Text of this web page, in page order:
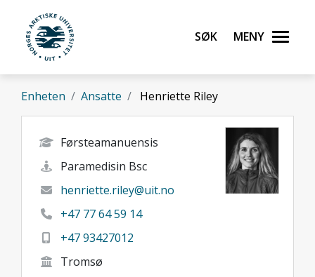
Gå til hovedinnhold
UiT Norges arktiske universitet
Søk Meny
Enheten Ansatte Henriette Riley
Førsteamanuensis
Paramedisin Bsc
henriette.riley@uit.no
+47 77 64 59 14
+47 93427012
Tromsø